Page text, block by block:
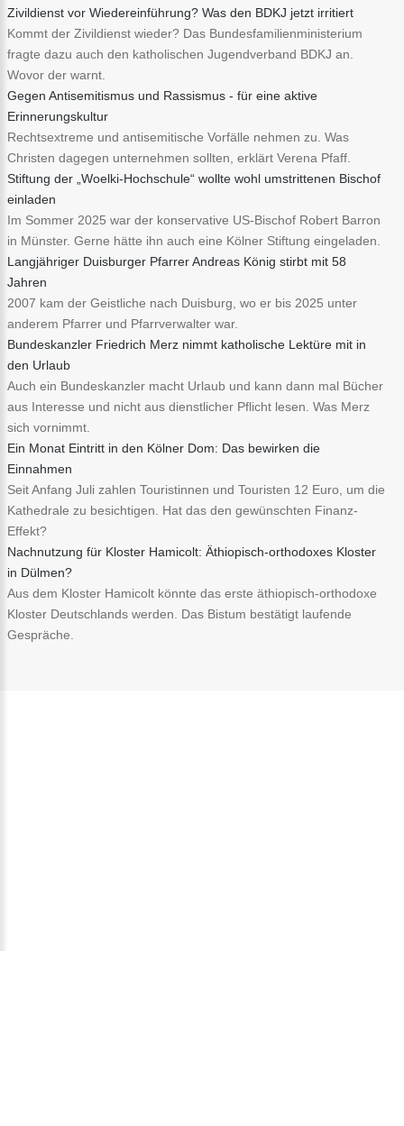
Zivildienst vor Wiedereinführung? Was den BDKJ jetzt irritiert
Kommt der Zivildienst wieder? Das Bundesfamilienministerium
fragte dazu auch den katholischen Jugendverband BDKJ an.
Wovor der warnt.
Gegen Antisemitismus und Rassismus - für eine aktive
Erinnerungskultur
Rechtsextreme und antisemitische Vorfälle nehmen zu. Was
Christen dagegen unternehmen sollten, erklärt Verena Pfaff.
Stiftung der „Woelki-Hochschule“ wollte wohl umstrittenen Bischof
einladen
Im Sommer 2025 war der konservative US-Bischof Robert Barron
in Münster. Gerne hätte ihn auch eine Kölner Stiftung eingeladen.
Langjähriger Duisburger Pfarrer Andreas König stirbt mit 58
Jahren
2007 kam der Geistliche nach Duisburg, wo er bis 2025 unter
anderem Pfarrer und Pfarrverwalter war.
Bundeskanzler Friedrich Merz nimmt katholische Lektüre mit in
den Urlaub
Auch ein Bundeskanzler macht Urlaub und kann dann mal Bücher
aus Interesse und nicht aus dienstlicher Pflicht lesen. Was Merz
sich vornimmt.
Ein Monat Eintritt in den Kölner Dom: Das bewirken die
Einnahmen
Seit Anfang Juli zahlen Touristinnen und Touristen 12 Euro, um die
Kathedrale zu besichtigen. Hat das den gewünschten Finanz-
Effekt?
Nachnutzung für Kloster Hamicolt: Äthiopisch-orthodoxes Kloster
in Dülmen?
Aus dem Kloster Hamicolt könnte das erste äthiopisch-orthodoxe
Kloster Deutschlands werden. Das Bistum bestätigt laufende
Gespräche.